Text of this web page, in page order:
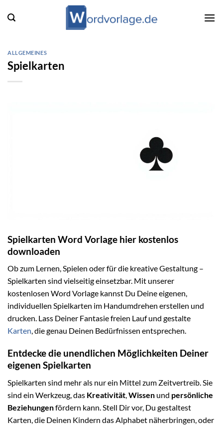
Inhalt
ALLGEMEINES
Spielkarten
Spielkarten Word Vorlage hier kostenlos
downloaden
Ob zum Lernen, Spielen oder für die kreative Gestaltung –
Spielkarten sind vielseitig einsetzbar. Mit unserer
kostenlosen Word Vorlage kannst Du Deine eigenen,
individuellen Spielkarten im Handumdrehen erstellen und
drucken. Lass Deiner Fantasie freien Lauf und gestalte
Karten, die genau Deinen Bedürfnissen entsprechen.
Entdecke die unendlichen Möglichkeiten Deiner
eigenen Spielkarten
Spielkarten sind mehr als nur ein Mittel zum Zeitvertreib. Sie
sind ein Werkzeug, das Kreativität Wissen und persönliche
Beziehungenfördern kann. Stell Dir vor, Du gestaltest
Karten, die Deinen Kindern das Alphabet näherbringen, oder